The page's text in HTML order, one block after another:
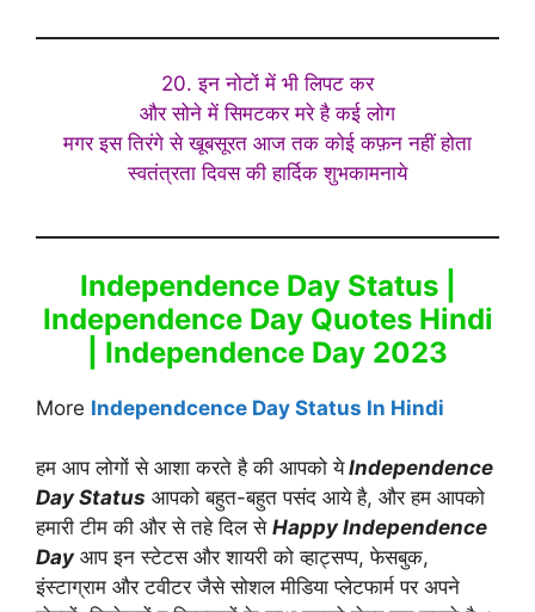
20. इन नोटों में भी लिपट कर
और सोने में सिमटकर मरे है कई लोग
मगर इस तिरंगे से खूबसूरत आज तक कोई कफ़न नहीं होता
स्वतंत्रता दिवस की हार्दिक शुभकामनाये
Independence Day Status |
Independence Day Quotes Hindi
| Independence Day 2023
More Independcence Day Status In Hindi
हम आप लोगों से आशा करते है की आपको येIndependence
Day Status आपको बहुत-बहुत पसंद आये है, और हम आपको
हमारी टीम की और से तहे दिल से Happy Independence
Dayआप इन स्टेटस और शायरी को व्हाट्सप्प, फेसबुक,
इंस्टाग्राम और टवीटर जैसे सोशल मीडिया प्लेटफार्म पर अपने